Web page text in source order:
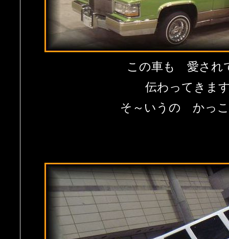
この車も 愛され
伝わってきま
そ～いうの かっ